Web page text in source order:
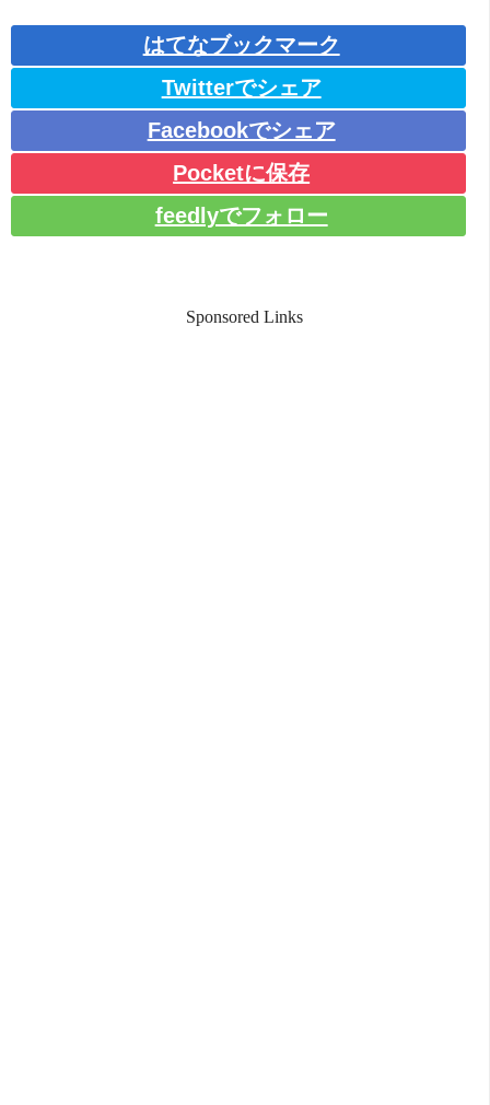
はてなブックマーク
Twitterでシェア
Facebookでシェア
Pocketに保存
feedlyでフォロー
Sponsored Links